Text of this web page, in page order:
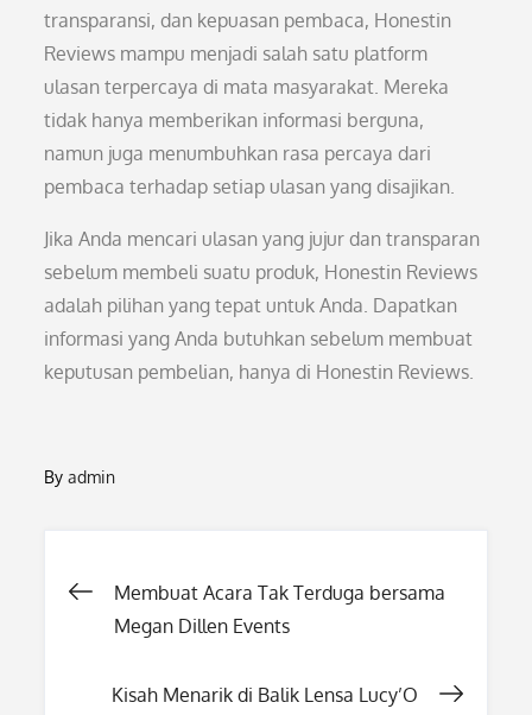
transparansi, dan kepuasan pembaca, Honestin
Reviews mampu menjadi salah satu platform
ulasan terpercaya di mata masyarakat. Mereka
tidak hanya memberikan informasi berguna,
namun juga menumbuhkan rasa percaya dari
pembaca terhadap setiap ulasan yang disajikan.
Jika Anda mencari ulasan yang jujur dan transparan
sebelum membeli suatu produk, Honestin Reviews
adalah pilihan yang tepat untuk Anda. Dapatkan
informasi yang Anda butuhkan sebelum membuat
keputusan pembelian, hanya di Honestin Reviews.
Byadmin
Post
Membuat Acara Tak Terduga bersama
Megan Dillen Events
Kisah Menarik di Balik Lensa Lucy’O